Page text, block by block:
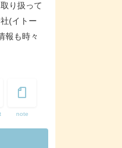
り扱って
(イトー
報も時々
note